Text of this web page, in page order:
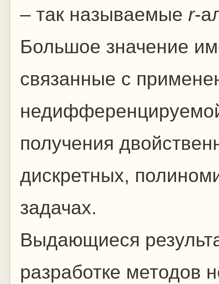
– так называемые r-
Большое значение
связанные с
получения
дискретных,
задачах.
Выдающиеся
разработке